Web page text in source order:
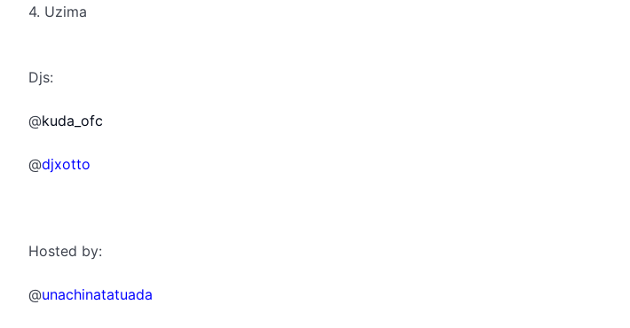
4. Uzima
Djs:
@kuda_ofc
@djxotto
Hosted by:
@unachinatatuada